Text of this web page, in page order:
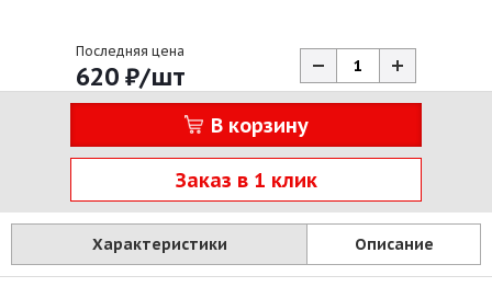
Последняя цена
620 ₽/шт
В корзину
Заказ в 1 клик
Характеристики Описание